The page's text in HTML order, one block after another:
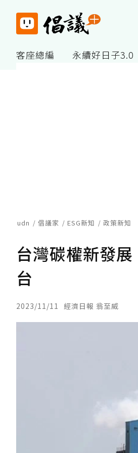
客座總編 永續好日子3.0
udn 倡議家 ESG新知 政策新知
台灣碳權新發
台
2023/11/11 經濟日報 翁至威